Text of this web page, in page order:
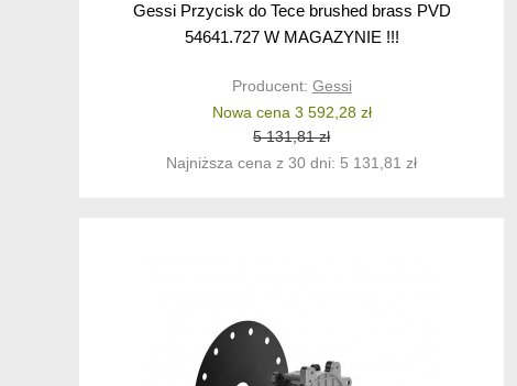
Gessi Przycisk do Tece brushed brass PVD
54641.727 W MAGAZYNIE !!!
Producent: Gessi
Nowa cena 3 592,28 zł
5 131,81 zł
Najniższa cena z 30 dni: 5 131,81 zł